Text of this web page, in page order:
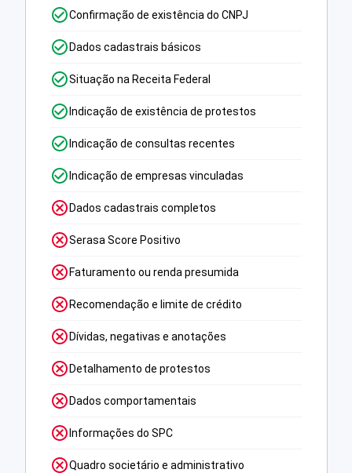
Confirmação de existência do CNPJ
Dados cadastrais básicos
Situação na Receita Federal
Indicação de existência de protestos
Indicação de consultas recentes
Indicação de empresas vinculadas
Dados cadastrais completos
Serasa Score Positivo
Faturamento ou renda presumida
Recomendação e limite de crédito
Dívidas, negativas e anotações
Detalhamento de protestos
Dados comportamentais
Informações do SPC
Quadro societário e administrativo